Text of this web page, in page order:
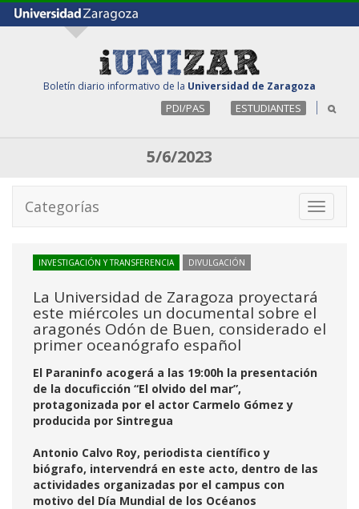
Boletín diario informativo de la Universidad de Zaragoza
PDI/PAS ESTUDIANTES
5/6/2023
Toggle
Categorías
INVESTIGACIÓN Y TRANSFERENCIA DIVULGACIÓN
La Universidad de Zaragoza proyectará
este miércoles un documental sobre el
aragonés Odón de Buen, considerado el
primer oceanógrafo español
El Paraninfo acogerá a las 19:00h la presentación
de la docuficción “El olvido del mar”,
protagonizada por el actor Carmelo Gómez y
producida por Sintregua
Antonio Calvo Roy, periodista científico y
biógrafo, intervendrá en este acto, dentro de las
actividades organizadas por el campus con
motivo del Día Mundial de los Océanos